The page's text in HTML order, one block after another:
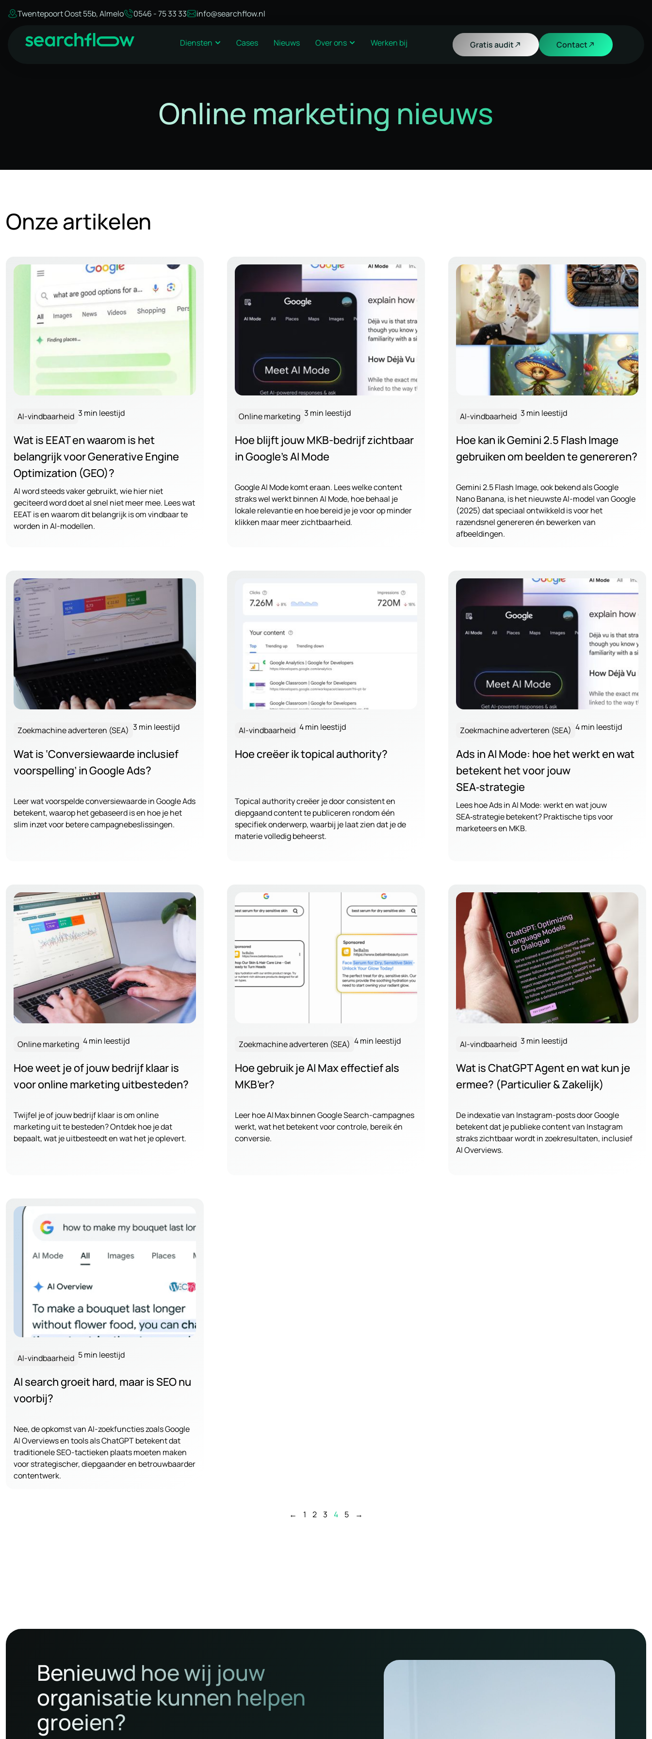
Twentepoort Oost 55b, Almelo 0546 - 75 33 33 info@searchflow.nl
Diensten Cases Nieuws Over ons Werken bij Gratis audit Contact
Online marketing nieuws
Onze artikelen
AI-vindbaarheid 3 min leestijd
Wat is EEAT en waarom is het
belangrijk voor Generative Engine
Optimization (GEO)?
AI word steeds vaker gebruikt, wie hier niet
geciteerd word doet al snel niet meer mee. Lees wat
EEAT is en waarom dit belangrijk is om vindbaar te
worden in AI-modellen.
Online marketing 3 min leestijd
Hoe blijft jouw MKB-bedrijf zichtbaar
in Google’s AI Mode
Google AI Mode komt eraan. Lees welke content
straks wel werkt binnen AI Mode, hoe behaal je
lokale relevantie en hoe bereid je je voor op minder
klikken maar meer zichtbaarheid.
AI-vindbaarheid 3 min leestijd
Hoe kan ik Gemini 2.5 Flash Image
gebruiken om beelden te genereren?
Gemini 2.5 Flash Image, ook bekend als Google
Nano Banana, is het nieuwste AI-model van Google
(2025) dat speciaal ontwikkeld is voor het
razendsnel genereren én bewerken van
afbeeldingen.
Zoekmachine adverteren (SEA) 3 min leestijd
Wat is ‘Conversiewaarde inclusief
voorspelling’ in Google Ads?
Leer wat voorspelde conversiewaarde in Google Ads
betekent, waarop het gebaseerd is en hoe je het
slim inzet voor betere campagnebeslissingen.
AI-vindbaarheid 4 min leestijd
Hoe creëer ik topical authority?
Topical authority creëer je door consistent en
diepgaand content te publiceren rondom één
specifiek onderwerp, waarbij je laat zien dat je de
materie volledig beheerst.
Zoekmachine adverteren (SEA) 4 min leestijd
Ads in AI Mode: hoe het werkt en wat
betekent het voor jouw
SEA‑strategie
Lees hoe Ads in AI Mode: werkt en wat jouw
SEA‑strategie betekent? Praktische tips voor
marketeers en MKB.
Online marketing 4 min leestijd
Hoe weet je of jouw bedrijf klaar is
voor online marketing uitbesteden?
Twijfel je of jouw bedrijf klaar is om online
marketing uit te besteden? Ontdek hoe je dat
bepaalt, wat je uitbesteedt en wat het je oplevert.
Zoekmachine adverteren (SEA) 4 min leestijd
Hoe gebruik je AI Max effectief als
MKB’er?
Leer hoe AI Max binnen Google Search​-campagnes
werkt, wat het betekent voor controle, bereik én
conversie.
AI-vindbaarheid 3 min leestijd
Wat is ChatGPT Agent en wat kun je
ermee? (Particulier & Zakelijk)
De indexatie van Instagram-posts door Google
betekent dat je publieke content van Instagram
straks zichtbaar wordt in zoekresultaten, inclusief
AI Overviews.
AI-vindbaarheid 5 min leestijd
AI search groeit hard, maar is SEO nu
voorbij?
Nee, de opkomst van AI-zoekfuncties zoals Google
AI Overviews en tools als ChatGPT betekent dat
traditionele SEO-tactieken plaats moeten maken
voor strategischer, diepgaander en betrouwbaarder
contentwerk.
← 1 2 3 4 5 →
Benieuwd hoe wij jouw
organisatie kunnen helpen
groeien?